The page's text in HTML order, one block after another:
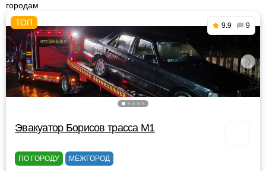
городам
9.9 9
Эвакуатор Борисов трасса М1
ПО ГОРОДУ МЕЖГОРОД